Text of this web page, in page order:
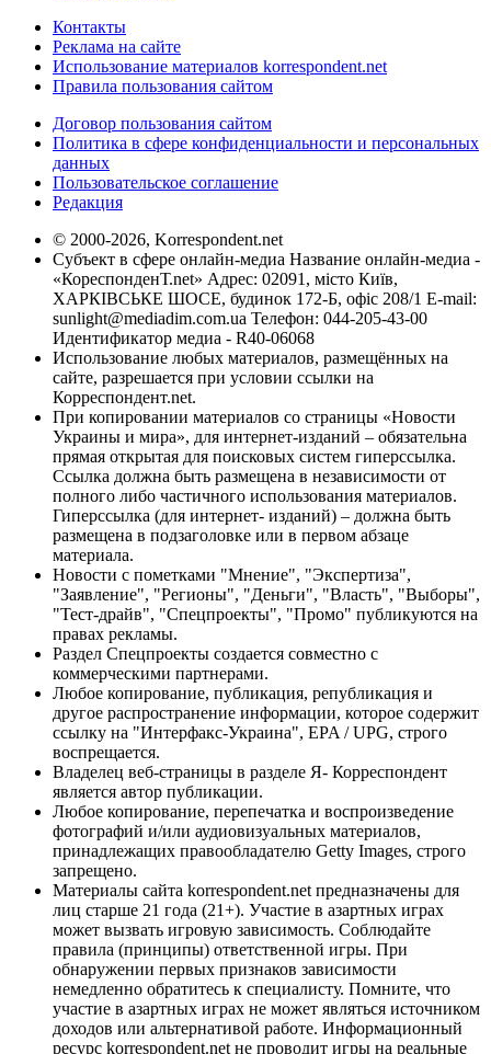
Контакты
Реклама на сайте
Использование материалов korrespondent.net
Правила пользования сайтом
Договор пользования сайтом
Политика в сфере конфиденциальности и персональных
данных
Пользовательское соглашение
Редакция
© 2000-2026, Korrespondent.net
Субъект в сфере онлайн-медиа Название онлайн-медиа -
«КореспонденТ.net» Адрес: 02091, місто Київ,
ХАРКІВСЬКЕ ШОСЕ, будинок 172-Б, офіс 208/1 E-mail:
sunlight@mediadim.com.ua Телефон: 044-205-43-00
Идентификатор медиа - R40-06068
Использование любых материалов, размещённых на
сайте, разрешается при условии ссылки на
Корреспондент.net.
При копировании материалов со страницы «Новости
Украины и мира», для интернет-изданий – обязательна
прямая открытая для поисковых систем гиперссылка.
Ссылка должна быть размещена в независимости от
полного либо частичного использования материалов.
Гиперссылка (для интернет- изданий) – должна быть
размещена в подзаголовке или в первом абзаце
материала.
Новости с пометками "Мнение", "Экспертиза",
"Заявление", "Регионы", "Деньги", "Власть", "Выборы",
"Тест-драйв", "Спецпроекты", "Промо" публикуются на
правах рекламы.
Раздел Спецпроекты создается совместно с
коммерческими партнерами.
Любое копирование, публикация, републикация и
другое распространение информации, которое содержит
ссылку на "Интерфакс-Украина", EPA / UPG, строго
воспрещается.
Владелец веб-страницы в разделе Я- Корреспондент
является автор публикации.
Любое копирование, перепечатка и воспроизведение
фотографий и/или аудиовизуальных материалов,
принадлежащих правообладателю Getty Images, строго
запрещено.
Материалы сайта korrespondent.net предназначены для
лиц старше 21 года (21+). Участие в азартных играх
может вызвать игровую зависимость. Соблюдайте
правила (принципы) ответственной игры. При
обнаружении первых признаков зависимости
немедленно обратитесь к специалисту. Помните, что
участие в азартных играх не может являться источником
доходов или альтернативой работе. Информационный
ресурс korrespondent.net не проводит игры на реальные